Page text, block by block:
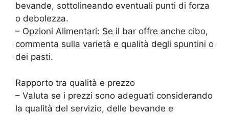
bevande, sottolineando eventuali punti di forza
o debolezza.
– Opzioni Alimentari: Se il bar offre anche cibo,
commenta sulla varietà e qualità degli spuntini o
dei pasti.
Rapporto tra qualità e prezzo
– Valuta se i prezzi sono adeguati considerando
la qualità del servizio, delle bevande e